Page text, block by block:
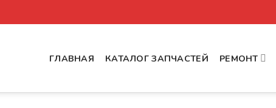
ГЛАВНАЯ КАТАЛОГ ЗАПЧАСТЕЙ РЕМОНТ